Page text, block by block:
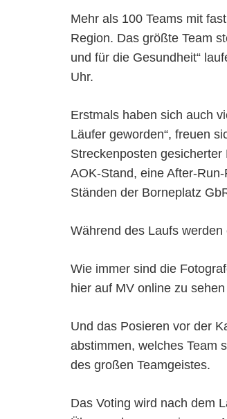
Mehr als 100 Teams mit
Region. Das größte Team
und für die Gesundheit“
Uhr.
Erstmals haben sich auch
Läufer geworden“, freuen
Streckenposten
AOK-Stand, eine After-
Ständen der Borneplatz
Während des Laufs
Wie immer sind die
hier auf MV online zu
Und das Posieren vor der
abstimmen, welches Team
des großen Teamgeistes.
Das Voting wird nach dem